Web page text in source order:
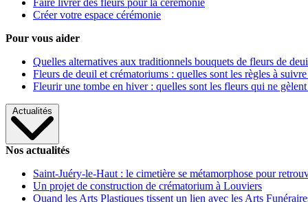
Faire livrer des fleurs pour la cérémonie
Créer votre espace cérémonie
Pour vous aider
Quelles alternatives aux traditionnels bouquets de fleurs de
Fleurs de deuil et crématoriums : quelles sont les règles à
Fleurir une tombe en hiver : quelles sont les fleurs qui ne gèlent
Actualités
Nos actualités
Saint-Juéry-le-Haut : le cimetière se métamorphose pour
Un projet de construction de crématorium à Louviers
Quand les Arts Plastiques tissent un lien avec les Arts